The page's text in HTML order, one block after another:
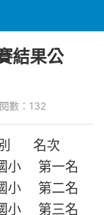
結果公
數：132
名次
小
第一名
小
第二名
小
第三名